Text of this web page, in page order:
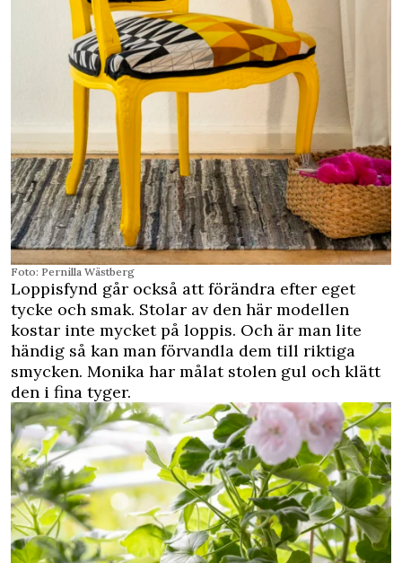
Foto: Pernilla Wästberg
Loppisfynd går också att förändra efter eget
tycke och smak. Stolar av den här modellen
kostar inte mycket på loppis. Och är man lite
händig så kan man förvandla dem till riktiga
smycken. Monika har målat stolen gul och klätt
den i fina tyger.